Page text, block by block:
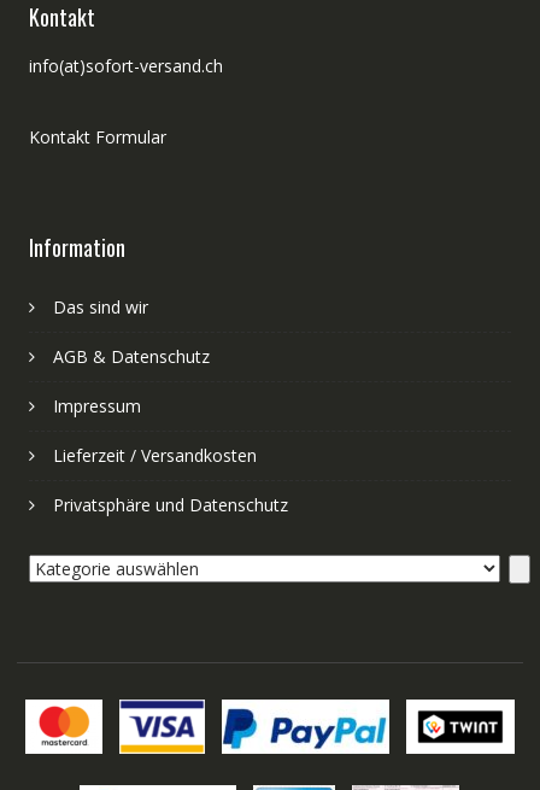
Kontakt
info(at)sofort-versand.ch
Kontakt Formular
Information
Das sind wir
AGB & Datenschutz
Impressum
Lieferzeit / Versandkosten
Privatsphäre und Datenschutz
Kategorie